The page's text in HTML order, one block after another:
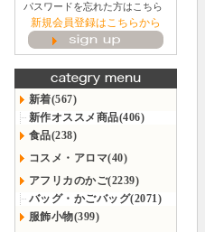
パスワードを忘れた方はこちら
新規会員登録はこちらから
新着(567)
新作オススメ商品(406)
食品(238)
コスメ・アロマ(40)
アフリカのかご(2239)
バッグ・かごバッグ(2071)
服飾小物(399)